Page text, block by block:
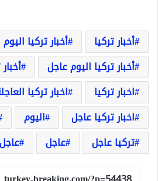
أخبار تركيا
أخبار تركيا اليوم
أخبار تركيا اليوم عاجل
اخبار تركيا
اخبار تركيا
اخبار تركيا عاجل
اليوم
تركيا عاجل
عاجل